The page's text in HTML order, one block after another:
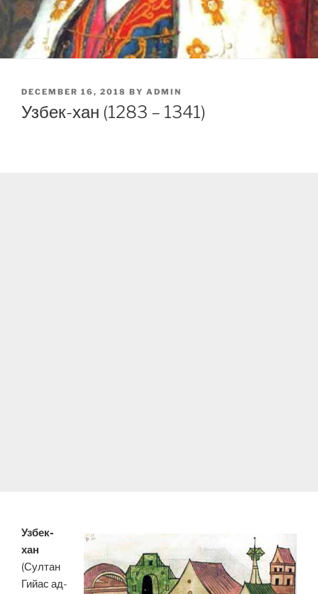
POSTED
ON
DECEMBER 16, 2018 BY ADMIN
Узбек-хан (1283 – 1341)
Узбек-
хан
(Султан
Гийас ад-